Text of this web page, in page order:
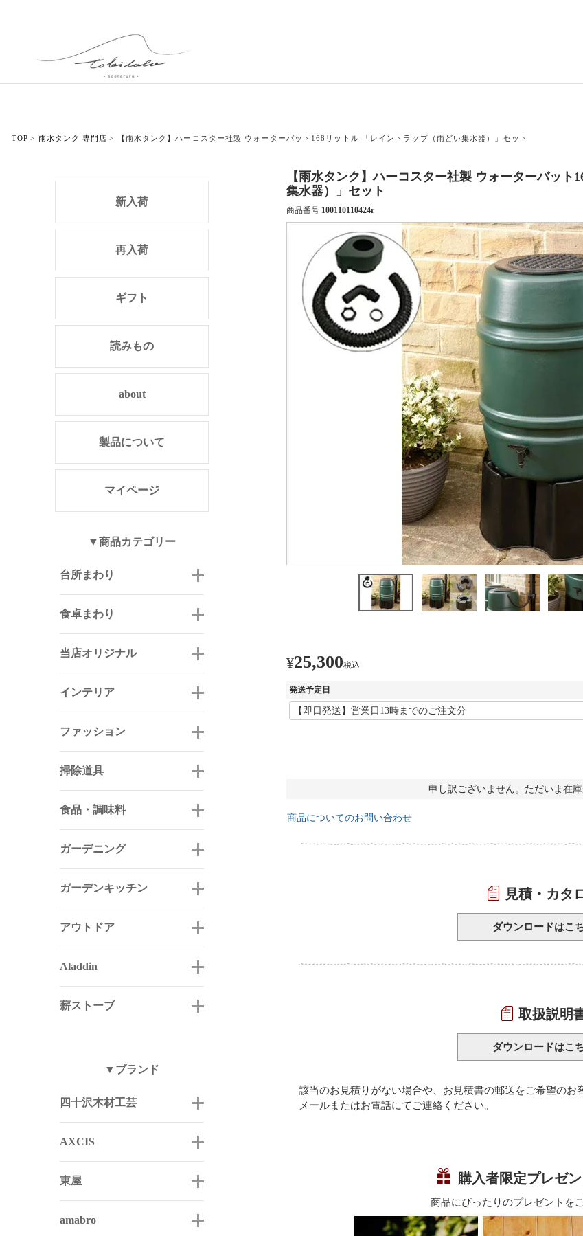
TOP 雨水タンク 専門店 【雨水タンク】ハーコスター社製 ウォーターバット168リットル 「レイントラップ（雨どい集水器）」セット
新入荷
再入荷
ギフト
読みもの
about
製品について
マイページ
▼商品カテゴリー
台所まわり
食卓まわり
当店オリジナル
インテリア
ファッション
掃除道具
食品・調味料
ガーデニング
ガーデンキッチン
アウトドア
Aladdin
薪ストーブ
▼ブランド
四十沢木材工芸
AXCIS
東屋
amabro
【雨水タンク】ハーコスター社製 ウォーターバッ
集水器）」セット
商品番号 100110110424r
¥25,300税込
発送予定日
申し訳ございません。ただいま在庫
商品についてのお問い合わせ
見積・カタ
ダウンロードはこ
取扱説明
ダウンロードはこ
該当のお見積りがない場合や、お見積書の郵送をご希望のお
メールまたはお電話にてご連絡ください。
購入者限定プレゼ
商品にぴったりのプレゼントを